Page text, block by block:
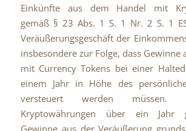
Einkünfte aus dem Handel mit
gemäß § 23 Abs. 1 S. 1 Nr. 2 S. 1
Veräußerungsgeschäft der
insbesondere zur Folge, dass Gewinne
mit Currency Tokens bei einer
einem Jahr in Höhe des
versteuert werden müssen.
Kryptowährungen über ein Jahr